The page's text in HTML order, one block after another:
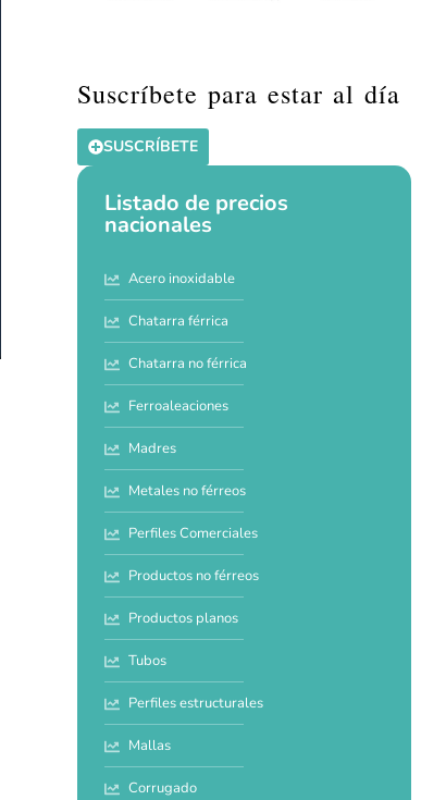
Suscríbete para estar al día
SUSCRÍBETE
Listado de precios
nacionales
Acero inoxidable
Chatarra férrica
Chatarra no férrica
Ferroaleaciones
Madres
Metales no férreos
Perfiles Comerciales
Productos no férreos
Productos planos
Tubos
Perfiles estructurales
Mallas
Corrugado